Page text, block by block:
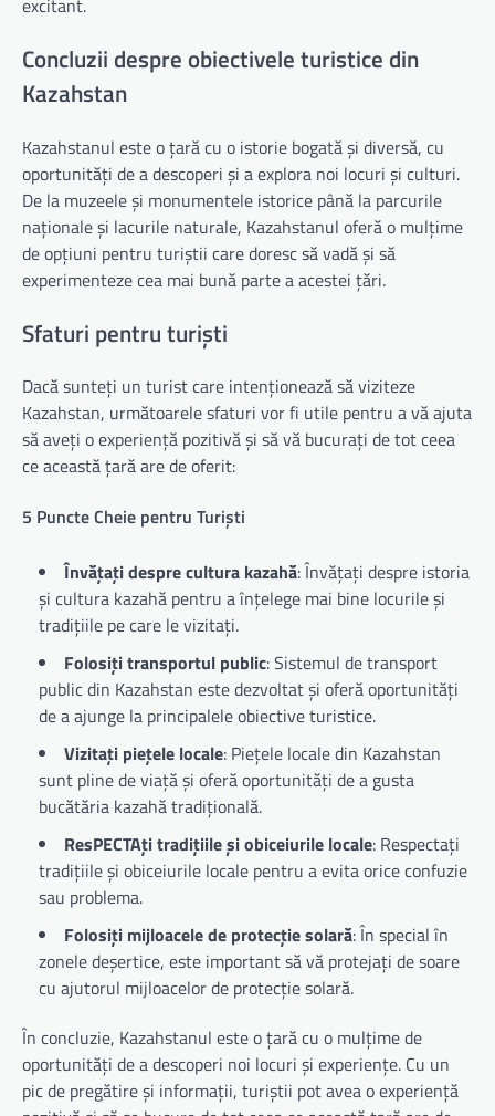
excitant.
Concluzii despre obiectivele turistice din
Kazahstan
Kazahstanul este o țară cu o istorie bogată și diversă, cu
oportunități de a descoperi și a explora noi locuri și culturi.
De la muzeele și monumentele istorice până la parcurile
naționale și lacurile naturale, Kazahstanul oferă o mulțime
de opțiuni pentru turiștii care doresc să vadă și să
experimenteze cea mai bună parte a acestei țări.
Sfaturi pentru turiști
Dacă sunteți un turist care intenționează să viziteze
Kazahstan, următoarele sfaturi vor fi utile pentru a vă ajuta
să aveți o experiență pozitivă și să vă bucurați de tot ceea
ce această țară are de oferit:
5 Puncte Cheie pentru Turiști
Învățați despre cultura kazahă: Învățați despre istoria
și cultura kazahă pentru a înțelege mai bine locurile și
tradițiile pe care le vizitați.
Folosiți transportul public: Sistemul de transport
public din Kazahstan este dezvoltat și oferă oportunități
de a ajunge la principalele obiective turistice.
Vizitați piețele locale: Piețele locale din Kazahstan
sunt pline de viață și oferă oportunități de a gusta
bucătăria kazahă tradițională.
ResPECTAți tradițiile și obiceiurile locale: Respectați
tradițiile și obiceiurile locale pentru a evita orice confuzie
sau problema.
Folosiți mijloacele de protecție solară: În special în
zonele deșertice, este important să vă protejați de soare
cu ajutorul mijloacelor de protecție solară.
În concluzie, Kazahstanul este o țară cu o mulțime de
oportunități de a descoperi noi locuri și experiențe. Cu un
pic de pregătire și informații, turiștii pot avea o experiență